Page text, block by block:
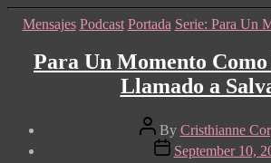
Categories
Mensajes Podcast Portada Serie: Para Un
Para Un Momento Como
Llamado a
Post
author
By Cristhianne
PostSeptember 10,